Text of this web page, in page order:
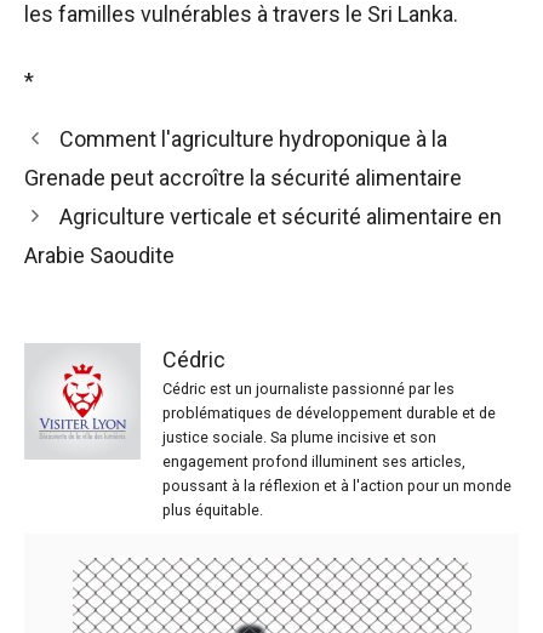
les familles vulnérables à travers le Sri Lanka.
*
Comment l'agriculture hydroponique à la
Grenade peut accroître la sécurité alimentaire
Agriculture verticale et sécurité alimentaire en
Arabie Saoudite
Cédric
Cédric est un journaliste passionné par les
problématiques de développement durable et de
justice sociale. Sa plume incisive et son
engagement profond illuminent ses articles,
poussant à la réflexion et à l'action pour un monde
plus équitable.